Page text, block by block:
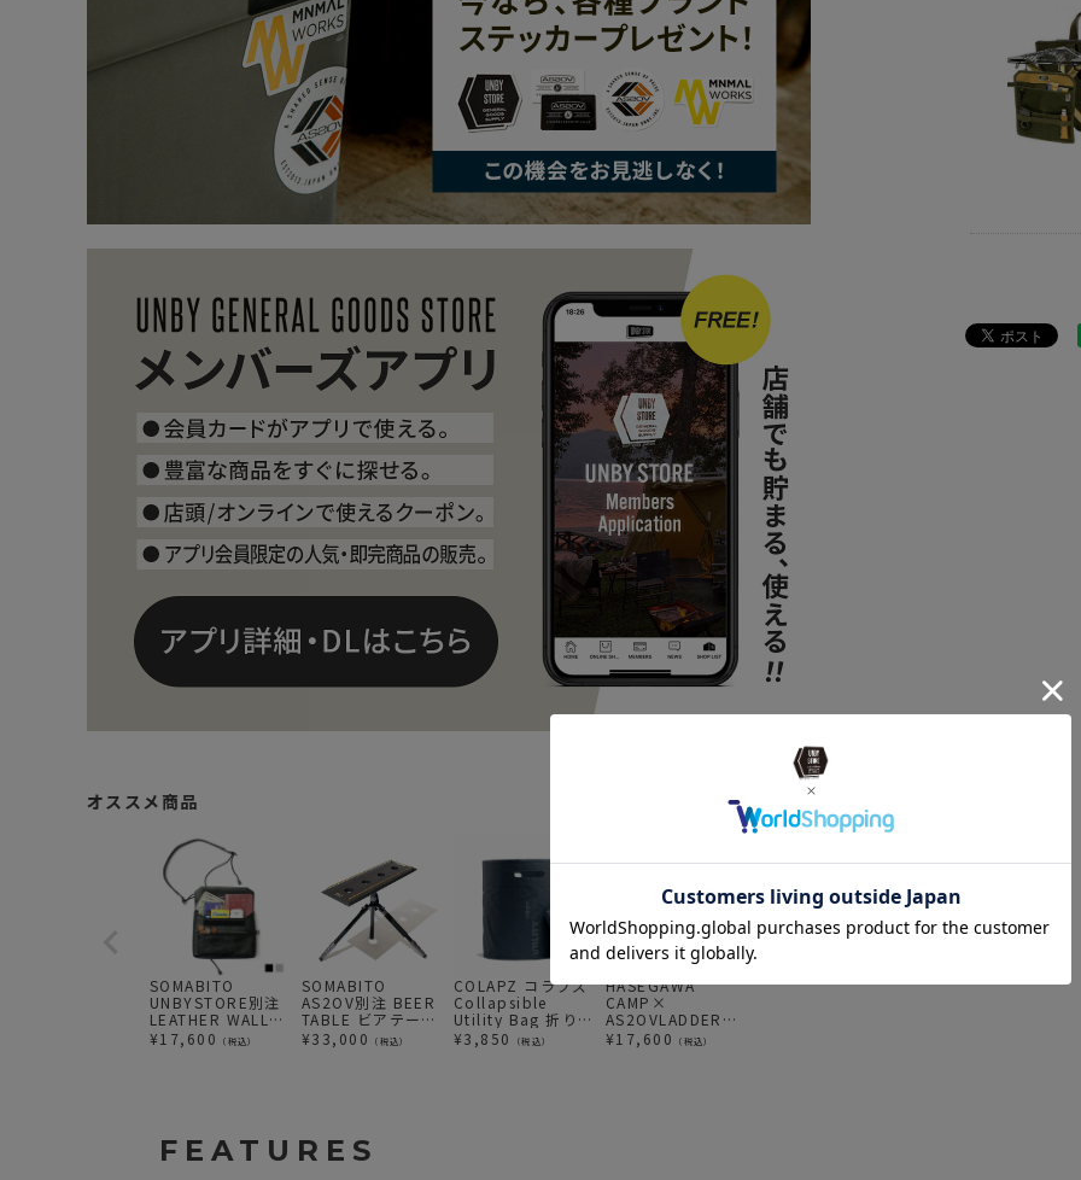
オススメ商品
SOMABITO
UNBYSTORE別注
LEATHER WALLET
SHOULDER/ ウォ
レットショルダー
¥17,600 （税込）
SOMABITO
AS2OV別注 BEER
TABLE ビアテーブ
ル サイドテーブル
¥33,000 （税込）
COLAPZ コラプズ
Collapsible
Utility Bag 折り畳
み バッグ 水遊び
バケツ レジャー
¥3,850 （税込）
HASEGAWA
CAMP×
AS2OVLADDER
BAG S アルミグリ
ルテーブルオプシ
¥17,600 （税込）
FIRE SIDE ファイ
MINIMAL WORKS
ITEM 雑貨
FEATURES